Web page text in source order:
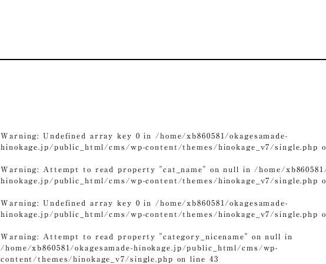
Warning: Undefined array key 0 in /home/xb860581/okagesamade-
hinokage.jp/public_html/cms/wp-content/themes/hinokage_v7/single.php
Warning: Attempt to read property "cat_name" on null in /home/
hinokage.jp/public_html/cms/wp-content/themes/hinokage_v7/single.php
Warning: Undefined array key 0 in /home/xb860581/okagesamade-
hinokage.jp/public_html/cms/wp-content/themes/hinokage_v7/single.php
Warning: Attempt to read property "category_nicename" on null in
/home/xb860581/okagesamade-hinokage.jp/public_html/cms/wp-
content/themes/hinokage_v7/single.php
on line 43